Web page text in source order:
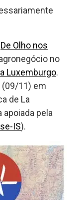
De Olho nos
no
Luxemburgo.
(09/11) em
de La
apoiada pela
IS).